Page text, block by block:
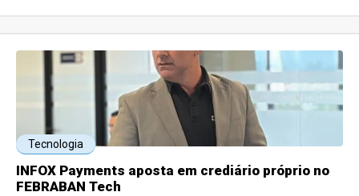
Tecnologia
INFOX Payments aposta em crediário próprio no
FEBRABAN Tech